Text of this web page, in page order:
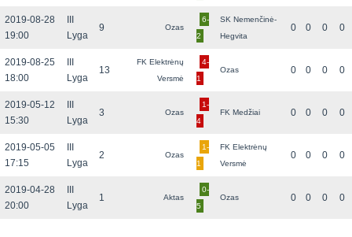
2019-08-28
19:00
Lyga
9 Ozas
6-
2
SK Nemenčinė-
Hegvita
0 0 0 0
2019-08-25
18:00
Lyga
13
FK Elektrėnų
Versmė
4-
1
Ozas 0 0 0 0
2019-05-12
15:30
Lyga
3 Ozas
1-
4
FK Medžiai 0 0 0 0
2019-05-05
17:15
Lyga
2 Ozas
1-
1
FK Elektrėnų
Versmė
0 0 0 0
2019-04-28
20:00
Lyga
1 Aktas
0-
5
Ozas 0 0 0 0